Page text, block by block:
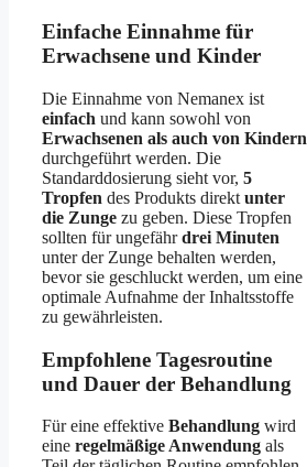
Einfache Einnahme für
Erwachsene und Kinder
Die Einnahme von Nemanex ist
einfach und kann sowohl von
Erwachsenen als auch von Kindern
durchgeführt werden. Die
Standarddosierung sieht vor, 5
Tropfen des Produkts direkt unter
die Zunge zu geben. Diese Tropfen
sollten für ungefährdrei Minuten
unter der Zunge behalten werden,
bevor sie geschluckt werden, um eine
optimale Aufnahme der Inhaltsstoffe
zu gewährleisten.
Empfohlene Tagesroutine
und Dauer der Behandlung
Für eine effektive Behandlung wird
eine regelmäßige Anwendung als